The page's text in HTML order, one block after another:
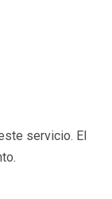
servicio. El